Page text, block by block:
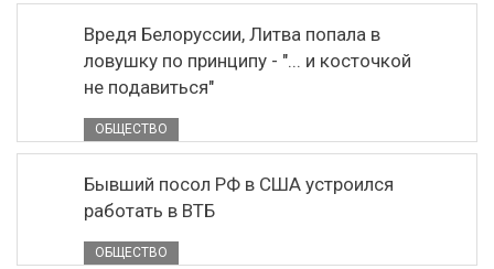
Вредя Белоруссии, Литва попала в
ловушку по принципу - "... и косточкой
не подавиться"
ОБЩЕСТВО
Бывший посол РФ в США устроился
работать в ВТБ
ОБЩЕСТВО